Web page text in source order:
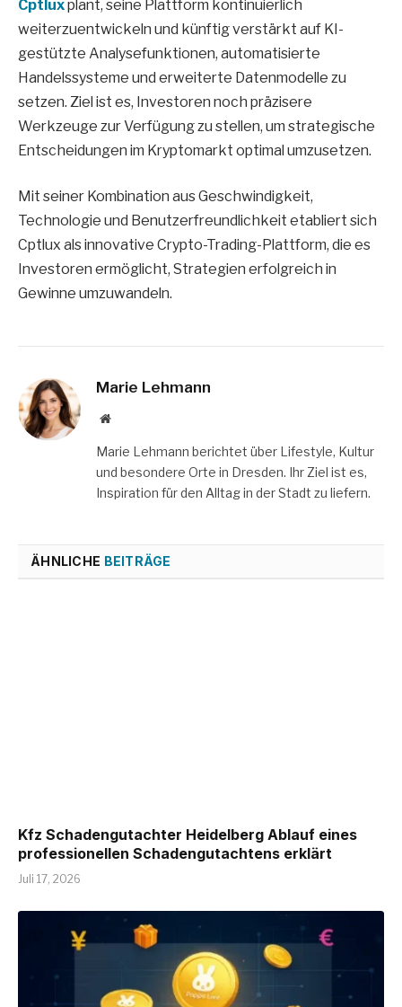
Cptluxplant, seine Plattform kontinuierlich
weiterzuentwickeln und künftig verstärkt auf KI-
gestützte Analysefunktionen, automatisierte
Handelssysteme und erweiterte Datenmodelle zu
setzen. Ziel ist es, Investoren noch präzisere
Werkzeuge zur Verfügung zu stellen, um strategische
Entscheidungen im Kryptomarkt optimal umzusetzen.
Mit seiner Kombination aus Geschwindigkeit,
Technologie und Benutzerfreundlichkeit etabliert sich
Cptlux als innovative Crypto-Trading-Plattform, die es
Investoren ermöglicht, Strategien erfolgreich in
Gewinne umzuwandeln.
Marie Lehmann
Website
Marie Lehmann berichtet über Lifestyle, Kultur
und besondere Orte in Dresden. Ihr Ziel ist es,
Inspiration für den Alltag in der Stadt zu liefern.
ÄHNLICHE BEITRÄGE
Kfz Schadengutachter Heidelberg Ablauf eines
professionellen Schadengutachtens erklärt
Juli 17, 2026